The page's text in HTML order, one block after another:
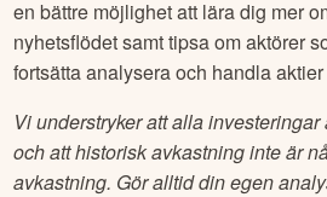
en bättre möjlighet att lära dig mer
nyhetsflödet samt tipsa om aktörer
fortsätta analysera och handla
Vi understryker att alla
och att historisk avkastning inte är
avkastning. Gör alltid din egen